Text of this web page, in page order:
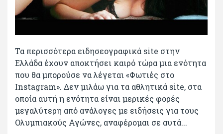
Τα περισσότερα ειδησεογραφικά site στην
Ελλάδα έχουν αποκτήσει καιρό τώρα μια ενότητα
που θα μπορούσε να λέγεται «Φωτιές στο
Instagram». Δεν μιλάω για τα αθλητικά site, στα
οποία αυτή η ενότητα είναι μερικές φορές
μεγαλύτερη από ανάλογες με ειδήσεις για τους
Ολυμπιακούς Αγώνες, αναφέρομαι σε αυτά...